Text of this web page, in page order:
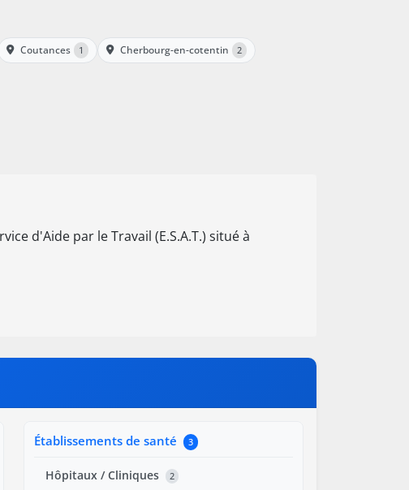
Coutances 1 Cherbourg-en-cotentin 2
d'Aide par le Travail (E.S.A.T.) situé à
Établissements de santé 3
Hôpitaux / Cliniques 2